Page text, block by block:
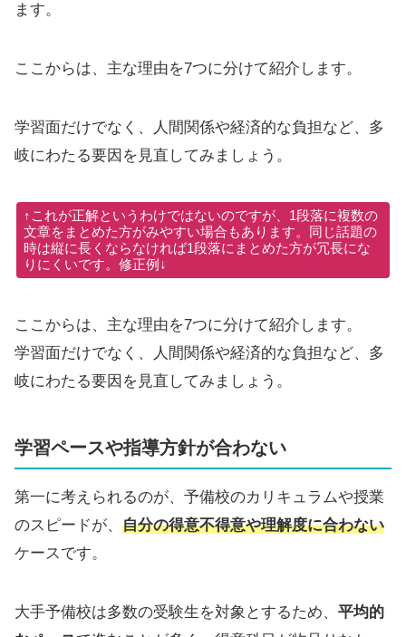
ます。
ここからは、主な理由を7つに分けて紹介します。
学習面だけでなく、人間関係や経済的な負担など、多
岐にわたる要因を見直してみましょう。
↑これが正解というわけではないのですが、1段落に複数の
文章をまとめた方がみやすい場合もあります。同じ話題の
時は縦に長くならなければ1段落にまとめた方が冗長にな
りにくいです。修正例↓
ここからは、主な理由を7つに分けて紹介します。
学習面だけでなく、人間関係や経済的な負担など、多
岐にわたる要因を見直してみましょう。
学習ペースや指導方針が合わない
第一に考えられるのが、予備校のカリキュラムや授業
のスピードが、 自分の得意不得意や理解度に合わない
ケースです。
大手予備校は多数の受験生を対象とするため、 平均的